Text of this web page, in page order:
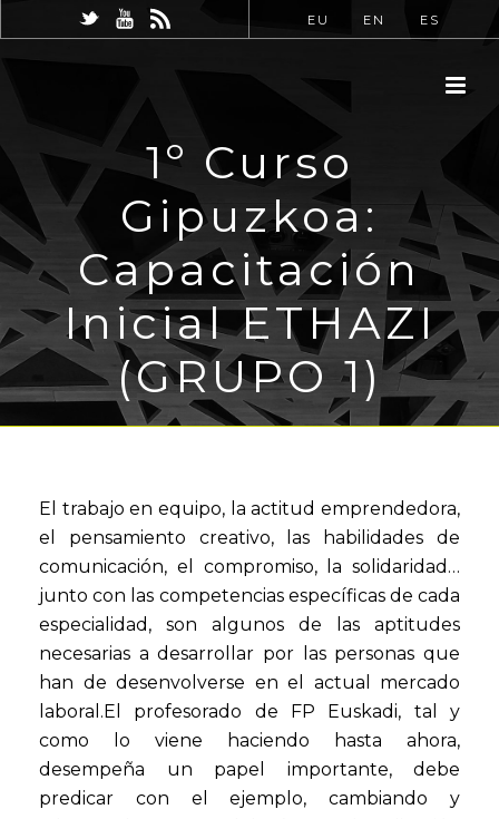
EU EN ES
1º Curso
Gipuzkoa:
Capacitación
Inicial ETHAZI
(GRUPO 1)
El trabajo en equipo, la actitud emprendedora,
el pensamiento creativo, las habilidades de
comunicación, el compromiso, la solidaridad…
junto con las competencias específicas de cada
especialidad, son algunos de las aptitudes
necesarias a desarrollar por las personas que
han de desenvolverse en el actual mercado
laboral.El profesorado de FP Euskadi, tal y
como lo viene haciendo hasta ahora,
desempeña un papel importante, debe
predicar con el ejemplo, cambiando y